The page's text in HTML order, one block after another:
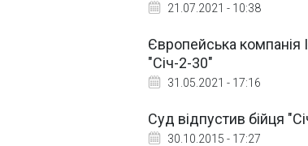
21.07.2021 - 10:38
Європейська компанія
"Січ-2-30"
31.05.2021 - 17:16
Суд відпустив бійця
30.10.2015 - 17:27